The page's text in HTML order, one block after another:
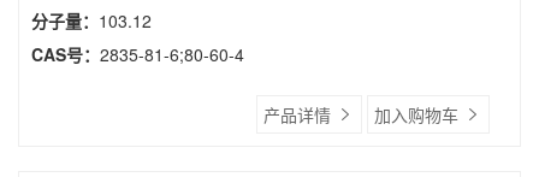
分子量： 103.12
CAS号： 2835-81-6;80-60-4
产品详情 加入购物车